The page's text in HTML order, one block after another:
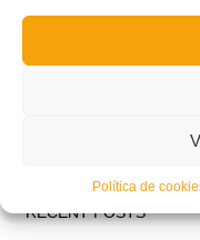
Política de
RECENT POSTS